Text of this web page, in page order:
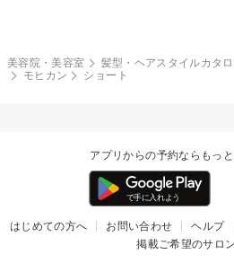
美容院・美容室 髪型・ヘアスタイルカタ
モヒカン
ショート
アプリからの予約ならもっ
はじめての方へ お問い合わせ ヘルプ
掲載ご希望のサロ